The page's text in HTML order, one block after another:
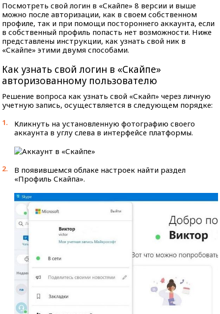
Посмотреть свой логин в «Скайпе» 8 версии и выше
можно после авторизации, как в своем собственном
профиле, так и при помощи постороннего аккаунта, если
в собственный профиль попасть нет возможности. Ниже
представлены инструкции, как узнать свой ник в
«Скайпе» этими двумя способами.
Как узнать свой логин в «Скайпе»
авторизованному пользователю
Решение вопроса как узнать свой «Скайп» через личную
учетную запись, осуществляется в следующем порядке:
Кликнуть на установленную фотографию своего
аккаунта в углу слева в интерфейсе платформы.
В появившемся облаке настроек найти раздел
«Профиль Скайпа».